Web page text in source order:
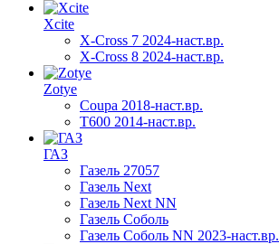
Xcite
X-Cross 7 2024-наст.вр.
X-Cross 8 2024-наст.вр.
Zotye
Coupa 2018-наст.вр.
T600 2014-наст.вр.
ГАЗ
Газель 27057
Газель Next
Газель Next NN
Газель Соболь
Газель Соболь NN 2023-наст.вр.